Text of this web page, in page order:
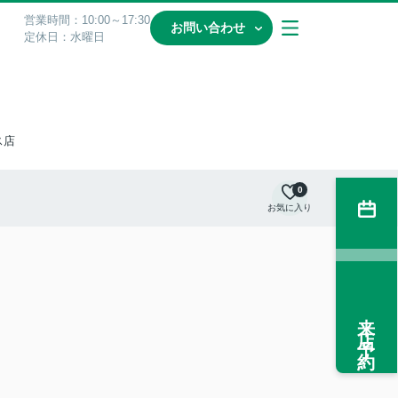
営業時間：10:00～17:30
定休日：水曜日
お問い合わせ
店
お気に入り
0
来店予約